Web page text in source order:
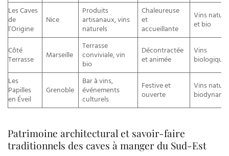
Les Caves
de
l’Origine
Nice
Produits
artisanaux, vins
naturels
Chaleureuse
et
accueillante
Vins
et bio
Côté
Terrasse
Marseille
Terrasse
conviviale, vin
bio
Décontractée
et animée
Vins
Les
Papilles
en Éveil
Grenoble
Bar à vins,
événements
culturels
Festive et
ouverte
Vins
Patrimoine architectural et savoir-faire
traditionnels des caves à manger du Sud-Est